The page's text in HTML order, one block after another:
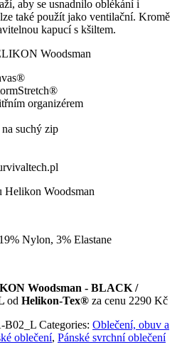
aby se usnadnilo oblékání i
také použít jako ventilační. Kromě
kapucí s kšiltem.
Woodsman
organizérem
suchý zip
Helikon Woodsman
Nylon, 3% Elastane
Woodsman - BLACK /
od Helikon-Tex® za cenu 2290 Kč
B02_L Categories: Oblečení, obuv a
oblečení, Pánské svrchní oblečení